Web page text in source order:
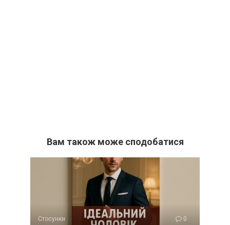
Вам також може сподобатися
Стосунки 0